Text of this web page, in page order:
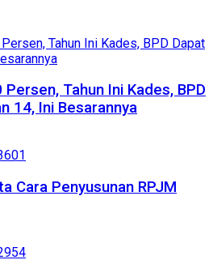
Persen, Tahun Ini Kades, BPD
14, Ini Besarannya
Cara Penyusunan RPJM